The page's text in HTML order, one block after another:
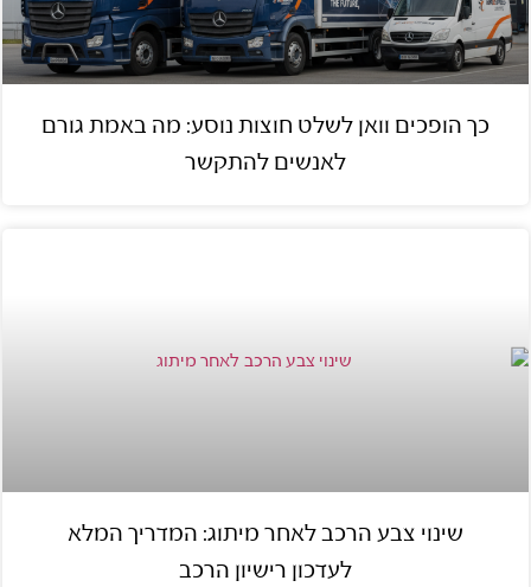
כך הופכים וואן לשלט חוצות נוסע: מה באמת גורם
לאנשים להתקשר
שינוי צבע הרכב לאחר מיתוג: המדריך המלא
לעדכון רישיון הרכב